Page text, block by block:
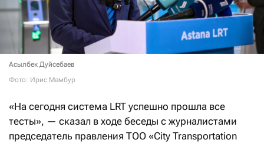
Асылбек Дуйсебаев
Фото: Ирис Мамбур
«На сегодня система LRT успешно прошла все
тесты», — сказал в ходе беседы с журналистами
председатель правления ТОО «City Transportation